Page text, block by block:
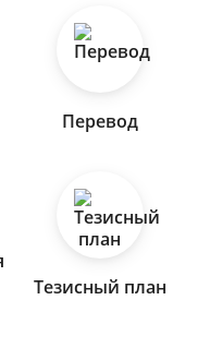
Перевод
Тезисный план